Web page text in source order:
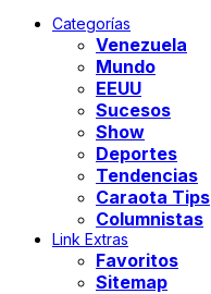
Categorías
Venezuela
Mundo
EEUU
Sucesos
Show
Deportes
Tendencias
Caraota Tips
Columnistas
Link Extras
Favoritos
Sitemap